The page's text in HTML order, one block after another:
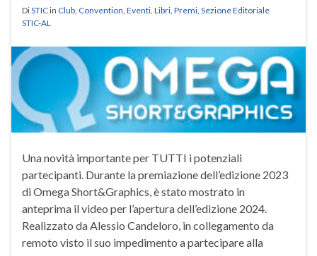
DiSTICin Club Convention Eventi Libri Premi Sezione Editoriale
STIC-AL
Una novità importante per TUTTI i potenziali
partecipanti. Durante la premiazione dell’edizione 2023
di Omega Short&Graphics, è stato mostrato in
anteprima il video per l’apertura dell’edizione 2024.
Realizzato da Alessio Candeloro, in collegamento da
remoto visto il suo impedimento a partecipare alla